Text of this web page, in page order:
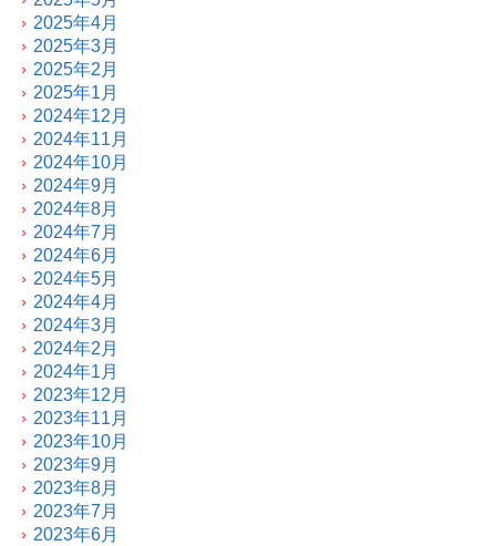
2025年4月
2025年3月
2025年2月
2025年1月
2024年12月
2024年11月
2024年10月
2024年9月
2024年8月
2024年7月
2024年6月
2024年5月
2024年4月
2024年3月
2024年2月
2024年1月
2023年12月
2023年11月
2023年10月
2023年9月
2023年8月
2023年7月
2023年6月